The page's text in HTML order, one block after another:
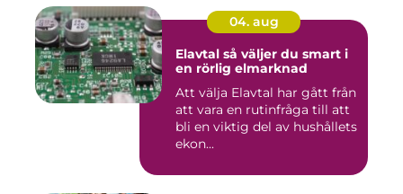
04. aug
Elavtal så väljer du smart i
en rörlig elmarknad
Att välja Elavtal har gått från
att vara en rutinfråga till att
bli en viktig del av hushållets
ekon...